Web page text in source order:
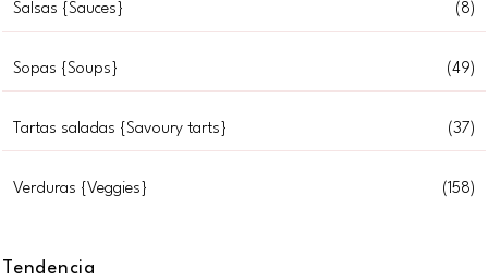
Salsas {Sauces} (8)
Sopas {Soups} (49)
Tartas saladas {Savoury tarts} (37)
Verduras {Veggies} (158)
Tendencia